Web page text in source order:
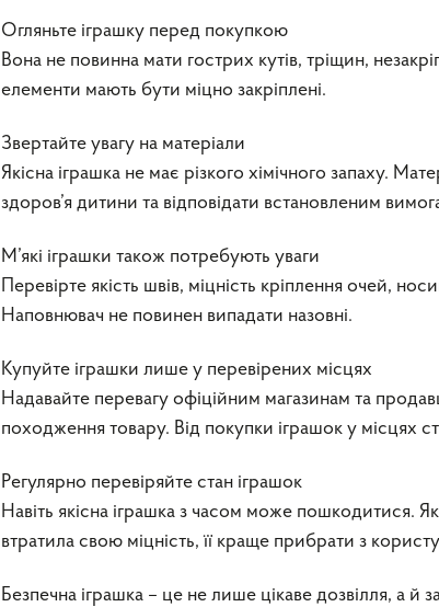
Огляньте іграшку перед покупкою
Вона не повинна мати гострих кутів, тріщин,
елементи мають бути міцно закріплені.
Звертайте увагу на матеріали
Якісна іграшка не має різкого хімічного запаху.
здоров’я дитини та відповідати встановленим
М’які іграшки також потребують уваги
Перевірте якість швів, міцність кріплення очей,
Наповнювач не повинен випадати назовні.
Купуйте іграшки лише у перевірених місцях
Надавайте перевагу офіційним магазинам та
походження товару. Від покупки іграшок у місцях
Регулярно перевіряйте стан іграшок
Навіть якісна іграшка з часом може пошкодитися.
втратила свою міцність, її краще прибрати з
Безпечна іграшка – це не лише цікаве дозвілля, а й